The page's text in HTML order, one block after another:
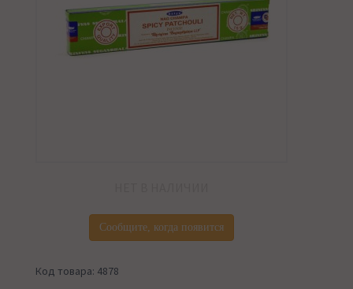
Сообщите, когда появится
Код товара: 4878